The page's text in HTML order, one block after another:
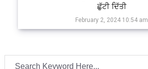
ਛੁੱਟੀ ਦਿੱਤੀ
February 2, 2024 10:54 am